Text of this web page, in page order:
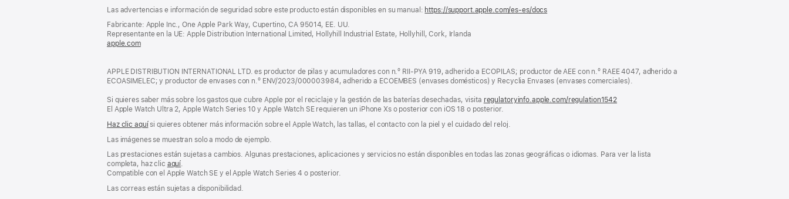
Las advertencias e información de seguridad sobre este producto están disponibles en su manual: https://support.apple.com/es-es/docs
Fabricante: Apple Inc., One Apple Park Way, Cupertino, CA 95014, EE. UU.
Representante en la UE: Apple Distribution International Limited, Hollyhill Industrial Estate, Hollyhill, Cork, Irlanda
apple.com(se
una
ventana
APPLE DISTRIBUTION INTERNATIONAL LTD. es productor de pilas y acumuladores con n.º RII-PYA 919, adherido a ECOPILAS; productor de AEE con n.º RAEE 4047, adherido a
ECOASIMELEC; y productor de envases con n.º ENV/2023/000003984, adherido a ECOEMBES (envases domésticos) y Recyclia Envases (envases comerciales).
Si quieres saber más sobre los gastos que cubre Apple por el reciclaje y la gestión de las baterías desechadas, visita regulatoryinfo.apple.com/regulation1542
El Apple Watch Ultra 2, Apple Watch Series 10 y Apple Watch SE requieren un iPhone Xs o posterior con iOS 18 o posterior.
Haz clic aquísi quieres obtener más información sobre el Apple Watch, las tallas, el contacto con la piel y el cuidado del reloj.
Las imágenes se muestran solo a modo de ejemplo.
Las prestaciones están sujetas a cambios. Algunas prestaciones, aplicaciones y servicios no están disponibles en todas las zonas geográficas o idiomas. Para ver la lista
completa, haz clic aquí.
Compatible con el Apple Watch SE y el Apple Watch Series 4 o posterior.
Las correas están sujetas a disponibilidad.